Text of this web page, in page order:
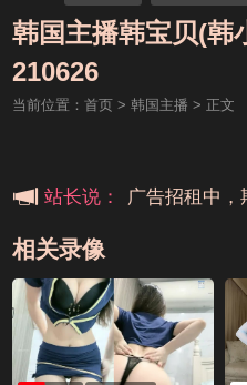
韩小薇
韩国主播韩宝贝(
210626
当前位置： 首页> 韩国主播 > 正文
站长说：
本站大事件
广告招租中
相关录像